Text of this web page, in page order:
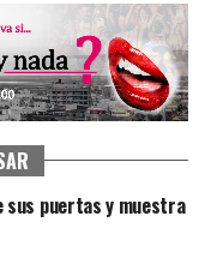
sus puertas y muestra